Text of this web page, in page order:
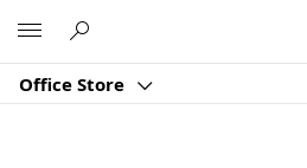
Office Store